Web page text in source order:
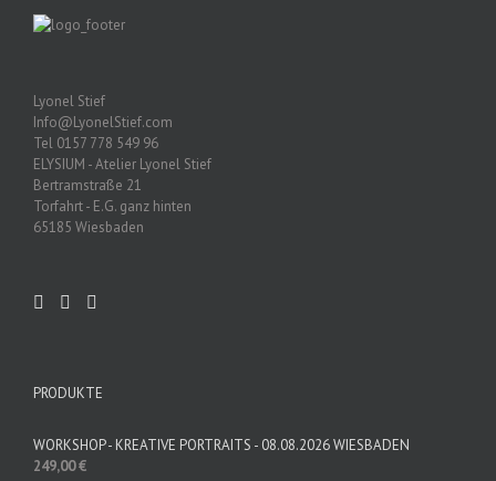
Lyonel Stief
Info@LyonelStief.com
Tel 0157 778 549 96
ELYSIUM - Atelier Lyonel Stief
Bertramstraße 21
Torfahrt - E.G. ganz hinten
65185 Wiesbaden
PRODUKTE
WORKSHOP - KREATIVE PORTRAITS - 08.08.2026 WIESBADEN
249,00€